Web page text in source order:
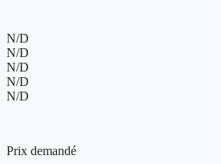
N/D
N/D
N/D
N/D
N/D
Prix demandé